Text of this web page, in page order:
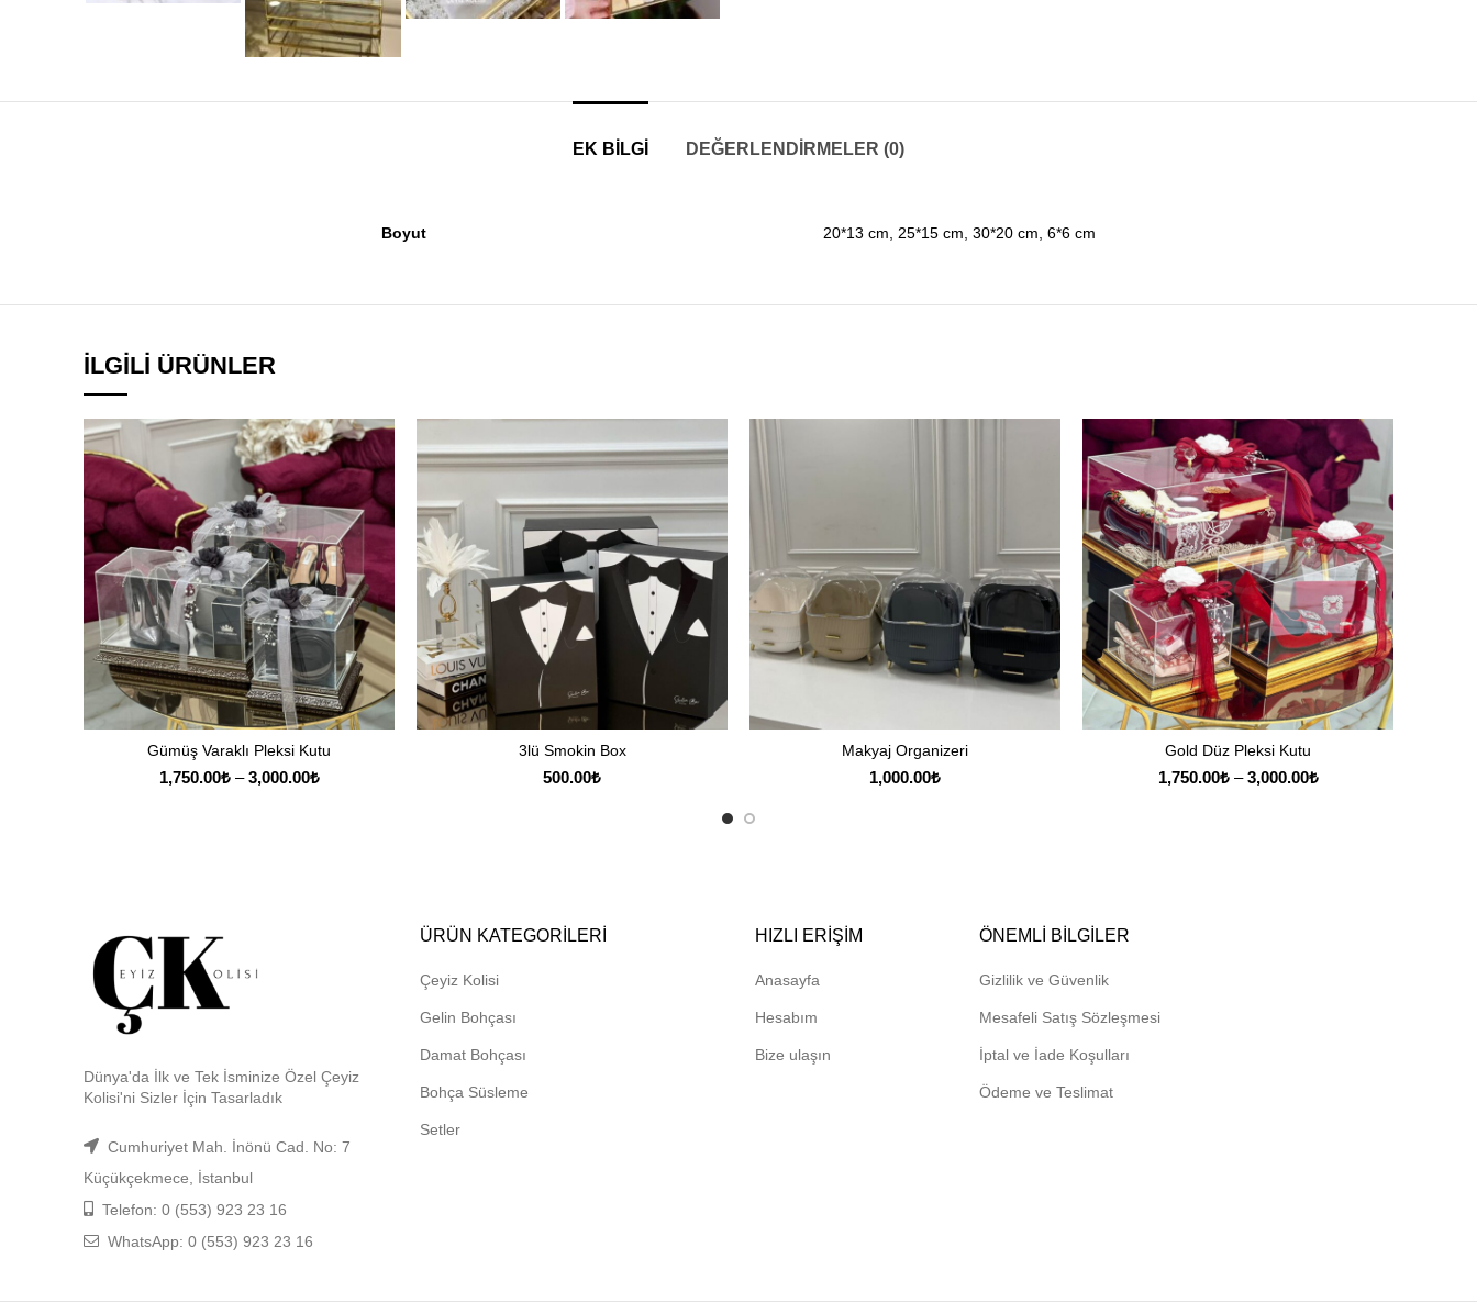
EK BILGI DEĞERLENDIRMELER (0)
Boyut 20*13 cm, 25*15 cm, 30*20 cm, 6*6 cm
İLGILI ÜRÜNLER
SEÇENEKLER
Gümüş Varaklı Pleksi Kutu
1,750.00₺ –3,000.00₺Fiyat
SEPETE EKLE
3lü Smokin Box
500.00₺
SEÇENEKLER
Makyaj Organizeri
1,000.00₺
SEÇENEKLER
Gold Düz Pleksi Kutu
1,750.00₺ –3,000.00₺Fiyat
Dünya'da İlk ve Tek İsminize Özel Çeyiz
Kolisi'ni Sizler İçin Tasarladık
Cumhuriyet Mah. İnönü Cad. No: 7
Küçükçekmece, İstanbul
Telefon: 0 (553) 923 23 16
WhatsApp: 0 (553) 923 23 16
ÜRÜN KATEGORILERI
Çeyiz Kolisi
Gelin Bohçası
Damat Bohçası
Bohça Süsleme
Setler
HIZLI ERIŞIM
Anasayfa
Hesabım
Bize ulaşın
ÖNEMLI BILGILER
Gizlilik ve Güvenlik
Mesafeli Satış Sözleşmesi
İptal ve İade Koşulları
Ödeme ve Teslimat